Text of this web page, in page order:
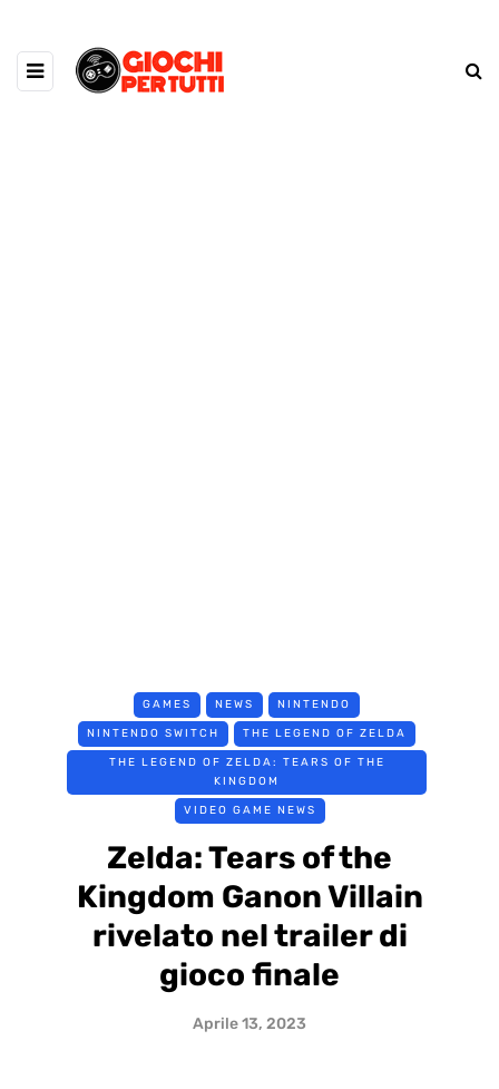
GAMES NEWS NINTENDO
NINTENDO SWITCH THE LEGEND OF ZELDA
THE LEGEND OF ZELDA: TEARS OF THE
KINGDOM
VIDEO GAME NEWS
Zelda: Tears of the
Kingdom Ganon Villain
rivelato nel trailer di
gioco finale
Aprile 13, 2023